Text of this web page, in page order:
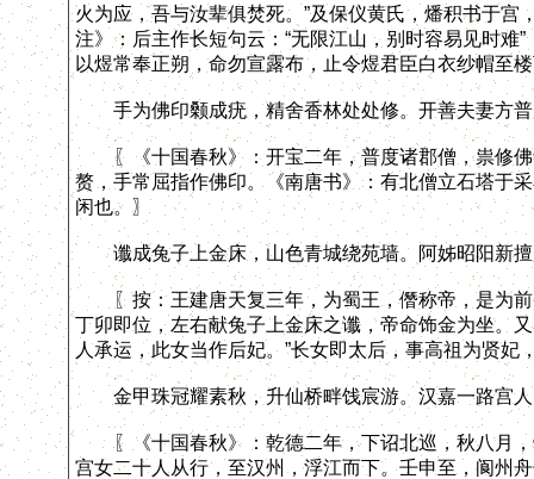
火为应，吾与汝辈俱焚死。”及保仪黄氏，燔积书于
注》：后主作长短句云：“无限江山，别时容易见时难
以煜常奉正朔，命勿宣露布，止令煜君臣白衣纱帽至
手为佛印颡成疣，精舍香林处处修。开善夫妻方普
〖《十国春秋》：开宝二年，普度诸郡僧，祟修佛
赘，手常屈指作佛印。《南唐书》：有北僧立石塔于
闲也。〗
谶成兔子上金床，山色青城绕苑墙。阿姊昭阳新擅
〖按：王建唐天复三年，为蜀王，僭称帝，是为前
丁卯即位，左右献兔子上金床之谶，帝命饰金为坐。
人承运，此女当作后妃。”长女即太后，事高祖为贤
金甲珠冠耀素秋，升仙桥畔饯宸游。汉嘉一路宫人
〖《十国春秋》：乾德二年，下诏北巡，秋八月，
宫女二十人从行，至汉州，浮江而下。壬申至，阆州